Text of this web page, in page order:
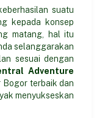
suatu
kepada konsep
matang, hal itu
selanggarakan
sesuai dengan
Adventure
Bogor terbaik dan
menyukseskan